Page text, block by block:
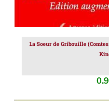
La Soeur de Gribouille